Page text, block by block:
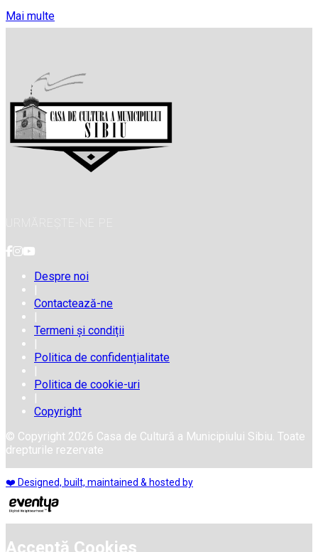
Mai multe
URMĂREȘTE-NE PE
Despre noi
Contactează-ne
Termeni și condiții
Politica de confidențialitate
Politica de cookie-uri
Copyright
© Copyright 2026 Casa de Cultură a Municipiului Sibiu. Toate
drepturile rezervate
❤️ Designed, built, maintained & hosted by
Acceptă Cookies